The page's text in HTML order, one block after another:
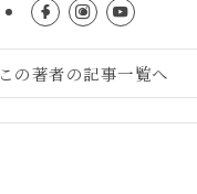
この著者の記事一覧へ